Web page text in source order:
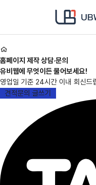
홈페이지 제작 상담·문의
유비웹에 무엇이든 물어보세요!
영업일 기준 24시간 이내 회신드
견적문의 글쓰기